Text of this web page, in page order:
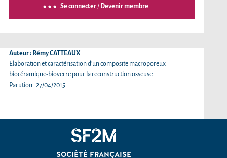
Se connecter/Devenir membre
Auteur : Rémy CATTEAUX
Elaboration et caractérisation d’un composite macroporeux
biocéramique-bioverre pour la reconstruction osseuse
Parution : 27/04/2015
SOCIÉTÉ FRANÇAISE